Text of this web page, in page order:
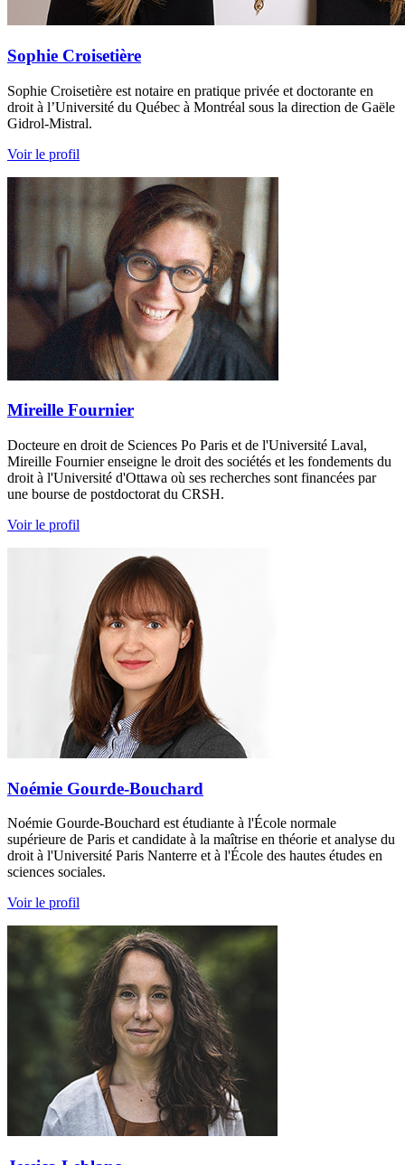
Sophie Croisetière
Sophie Croisetière est notaire en pratique privée et doctorante en
droit à l’Université du Québec à Montréal sous la direction de Gaële
Gidrol-Mistral.
Voir le profil
Mireille Fournier
Docteure en droit de Sciences Po Paris et de l'Université Laval,
Mireille Fournier enseigne le droit des sociétés et les fondements du
droit à l'Université d'Ottawa où ses recherches sont financées par
une bourse de postdoctorat du CRSH.
Voir le profil
Noémie Gourde-Bouchard
Noémie Gourde-Bouchard est étudiante à l'École normale
supérieure de Paris et candidate à la maîtrise en théorie et analyse du
droit à l'Université Paris Nanterre et à l'École des hautes études en
sciences sociales.
Voir le profil